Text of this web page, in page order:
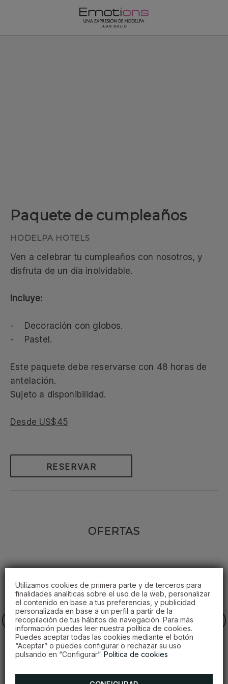
Utilizamos cookies de primera parte y de terceros para
finalidades analíticas sobre el uso de la web, personalizar
el contenido en base a tus preferencias, y publicidad
personalizada en base a un perfil a partir de la
recopilación de tus hábitos de navegación. Para más
información puedes leer nuestra política de cookies.
Puedes aceptar todas las cookies mediante el botón
“Aceptar” o puedes configurar o rechazar su uso
pulsando en “Configurar”. Política de cookies
Paquete de cumpleaños
Ven a celebrar tu cumpleaños con nosotros, y
disfruta de un día inolvidable.
Incluye:
- Decoración con globos.
- Pastel.
Este paquete debe reservarse con 48 horas de
antelación.
Sujeto a disponibilidad.
Desde US$45
RESERVAR
OFERTAS